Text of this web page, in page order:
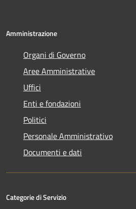
Amministrazione
Organi di Governo
Aree Amministrative
Uffici
Enti e fondazioni
Politici
Personale Amministrativo
Documenti e dati
Categorie di Servizio